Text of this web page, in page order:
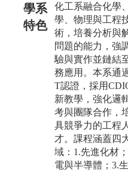
學系
特色
化工系融合化學
學、物理與工程
術，培養分析與
問題的能力，強
驗與實作並鏈結
務應用。本系通
T認證，採用
新教學，強化邏
考與團隊合作，
具競爭力的工程人
才。課程涵蓋四
域：1.先進化材
電與半導體；3.